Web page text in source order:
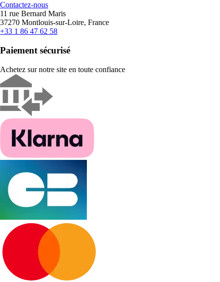
Contactez-nous
11 rue Bernard Maris
37270 Montlouis-sur-Loire, France
+33 1 86 47 62 58
Paiement sécurisé
Achetez sur notre site en toute confiance